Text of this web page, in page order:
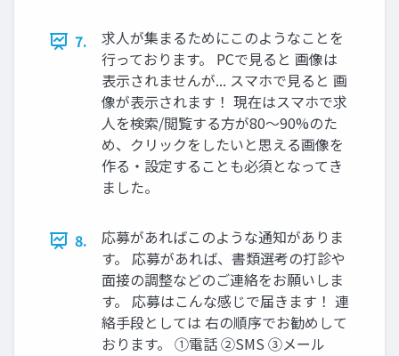
7.
求⼈が集まるためにこのようなことを
⾏っております。 PCで⾒ると 画像は
表⽰されませんが... スマホで⾒ると 画
像が表⽰されます！ 現在はスマホで求
⼈を検索/閲覧する⽅が80〜90%のた
め、クリックをしたいと思える画像を
作る‧設定することも必須となってき
ました。
8.
応募があればこのような通知がありま
す。 応募があれば、書類選考の打診や
⾯接の調整などのご連絡をお願いしま
す。 応募はこんな感じで届きます！ 連
絡⼿段としては 右の順序でお勧めして
おります。 ①電話 ②SMS ③メール